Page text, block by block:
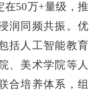
在50万+量级，推
润同频共振。优
括人工智能教育
、美术学院等人
合培养体系，组